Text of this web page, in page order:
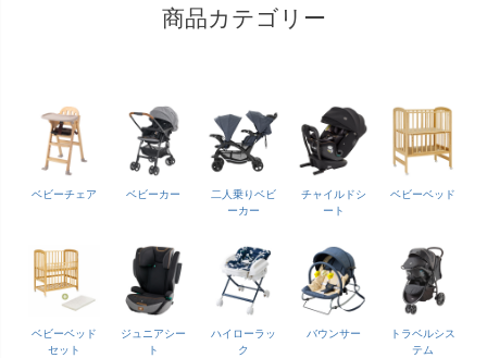
商品カテゴリー
ベビーチェア ベビーカー
二人乗りベビ
ーカー
チャイルドシ
ート
ベビーベッド
ベビーベッド
セット
ジュニアシー
ト
ハイローラッ
ク
バウンサー
トラベルシス
テム